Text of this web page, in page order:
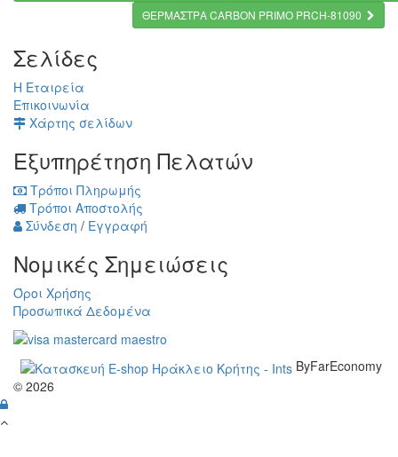
ΘΕΡΜΑΣΤΡΑ CARBON PRIMO PRCH-81090
Σελίδες
Η Εταιρεία
Επικοινωνία
Χάρτης σελίδων
Εξυπηρέτηση Πελατών
Τρόποι Πληρωμής
Τρόποι Αποστολής
Σύνδεση / Εγγραφή
Νομικές Σημειώσεις
Όροι Χρήσης
Προσωπικά Δεδομένα
ByFarEconomy
© 2026